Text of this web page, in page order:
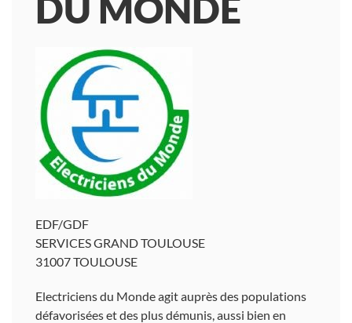
DU MONDE
EDF/GDF
SERVICES GRAND TOULOUSE
31007 TOULOUSE
Electriciens du Monde agit auprès des populations
défavorisées et des plus démunis, aussi bien en